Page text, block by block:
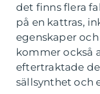
det finns flera
på en kattras,
egenskaper
kommer också
eftertraktade
sällsynthet och